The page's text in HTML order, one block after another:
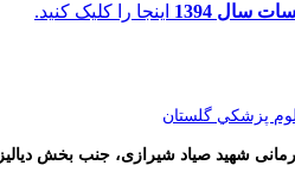
سال 1394 اینجا را کلیک کنید.
پزشكي گلستان
شهید صیاد شیرازی، جنب بخش دیالیز